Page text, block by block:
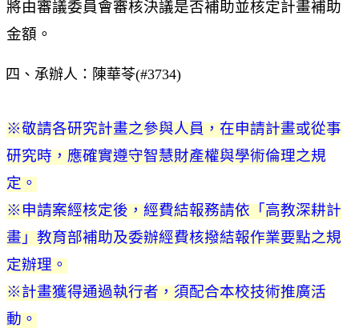
將由審議委員會審核決議是否補助並核定計畫補助
金額。
四、承辦人：陳華苓(#3734)
※敬請各研究計畫之參與人員，在申請計畫或從事
研究時，應確實遵守智慧財產權與學術倫理之規
定。
※申請案經核定後，經費結報務請依「高教深耕計
畫」教育部補助及委辦經費核撥結報作業要點之規
定辦理。
※計畫獲得通過執行者，須配合本校技術推廣活
動。